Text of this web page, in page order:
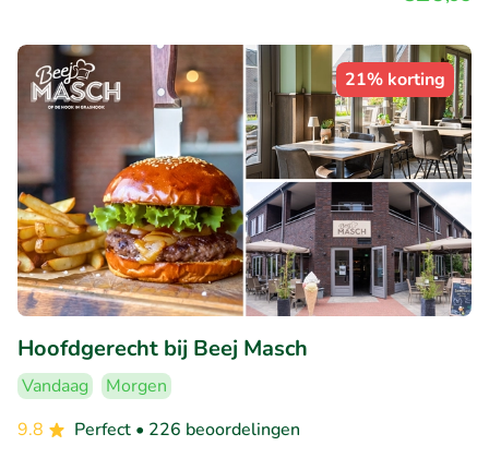
21% korting
Hoofdgerecht bij Beej Masch
Vandaag
Morgen
9.8
Perfect • 226 beoordelingen